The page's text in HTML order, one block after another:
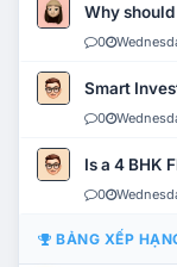
Why
0
Smart
0
Is a 4 BHK
0
BẢNG XẾP